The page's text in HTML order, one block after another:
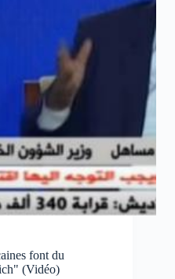
font du
(Vidéo)